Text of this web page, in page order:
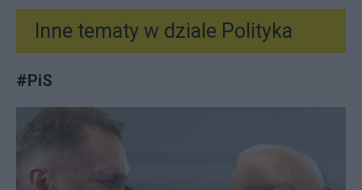
Inne tematy w dziale Polityka
#PiS